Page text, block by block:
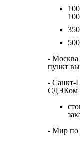
- Москва
пункт
- Санкт-
СДЭКом
- Мир по